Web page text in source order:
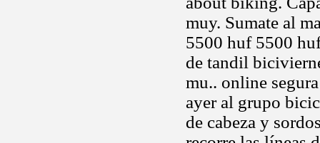
muy. Sumate al
5500 huf 5500
de tandil
mu.. online
ayer al grupo
de cabeza y